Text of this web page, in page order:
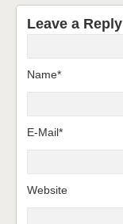
Leave a Reply
Name*
E-Mail*
Website